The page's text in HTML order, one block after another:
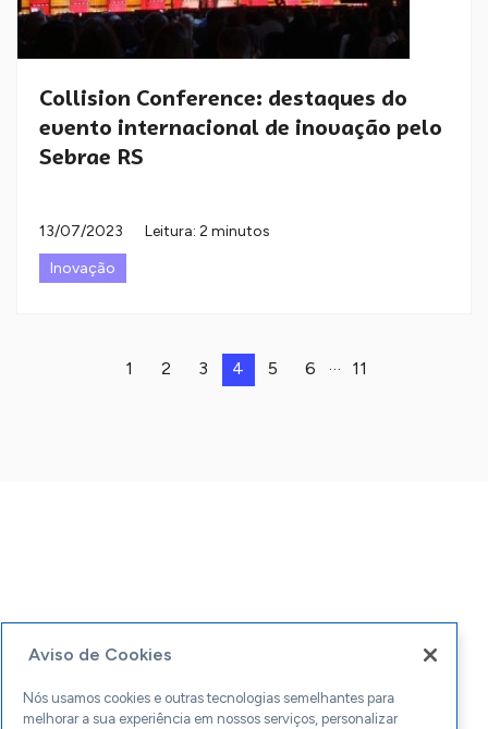
Collision Conference: destaques do
evento internacional de inovação pelo
Sebrae RS
13/07/2023
Leitura: 2 minutos
Inovação
1 2 3 4 5 6 … 11
Aviso de Cookies
Nós usamos cookies e outras tecnologias semelhantes para
melhorar a sua experiência em nossos serviços, personalizar